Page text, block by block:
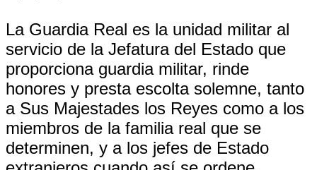
La Guardia Real es la unidad militar al
servicio de la Jefatura del Estado que
proporciona guardia militar, rinde
honores y presta escolta solemne, tanto
a Sus Majestades los Reyes como a los
miembros de la familia real que se
determinen, y a los jefes de Estado